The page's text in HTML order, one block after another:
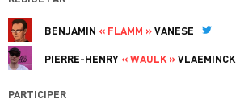
BENJAMIN « FLAMM »VANESE
PIERRE-HENRY « WAULK »VLAEMINCK
PARTICIPER